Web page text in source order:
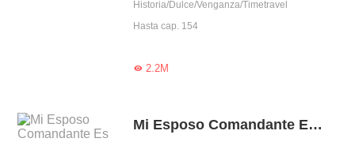
Historia/Dulce/Venganza/Timetravel
Hasta cap. 154
2.2M
Mi Esposo Comandante Es Mi Dulce